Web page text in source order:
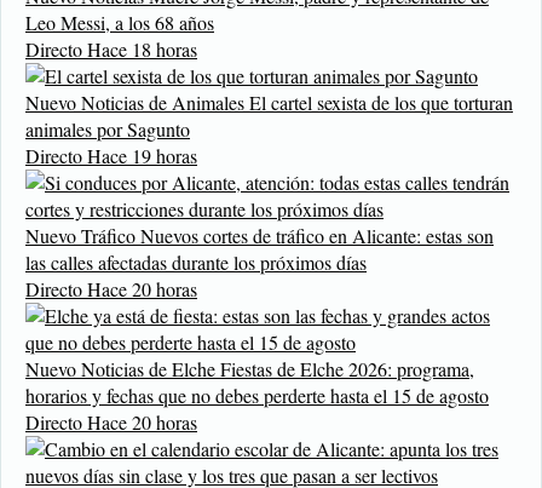
Leo Messi, a los 68 años
DirectoHace 18 horas
NuevoNoticias de AnimalesEl cartel sexista de los que torturan
animales por Sagunto
DirectoHace 19 horas
NuevoTráficoNuevos cortes de tráfico en Alicante: estas son
las calles afectadas durante los próximos días
DirectoHace 20 horas
NuevoNoticias de ElcheFiestas de Elche 2026: programa,
horarios y fechas que no debes perderte hasta el 15 de agosto
DirectoHace 20 horas